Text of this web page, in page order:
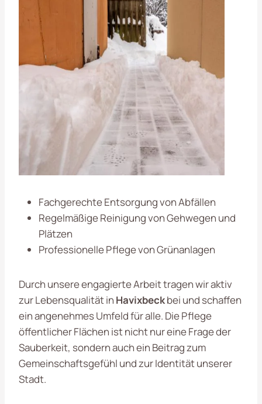
Fachgerechte Entsorgung von Abfällen
Regelmäßige Reinigung von Gehwegen und
Plätzen
Professionelle Pflege von Grünanlagen
Durch unsere engagierte Arbeit tragen wir aktiv
zur Lebensqualität in Havixbeckbei und schaffen
ein angenehmes Umfeld für alle. Die Pflege
öffentlicher Flächen ist nicht nur eine Frage der
Sauberkeit, sondern auch ein Beitrag zum
Gemeinschaftsgefühl und zur Identität unserer
Stadt.